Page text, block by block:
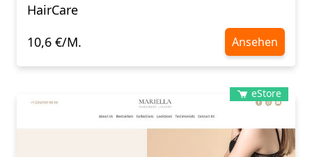
HairCare
10,6 €/M.
Ansehen
eStore